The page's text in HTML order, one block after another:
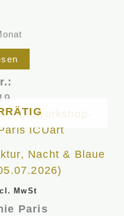
Nacht & Blaue
MwSt
Paris